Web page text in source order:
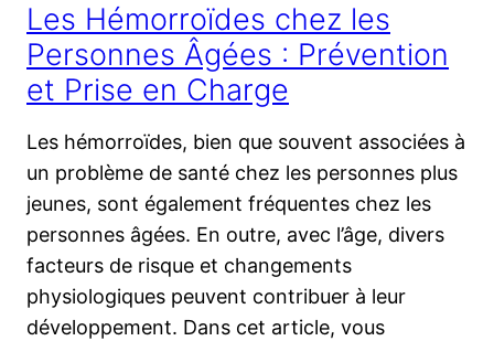
Les Hémorroïdes chez les
Personnes Âgées : Prévention
et Prise en Charge
Les hémorroïdes, bien que souvent associées à
un problème de santé chez les personnes plus
jeunes, sont également fréquentes chez les
personnes âgées. En outre, avec l’âge, divers
facteurs de risque et changements
physiologiques peuvent contribuer à leur
développement. Dans cet article, vous